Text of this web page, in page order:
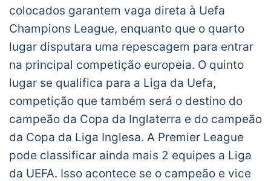
colocados garantem vaga direta à Uefa
Champions League, enquanto que o quarto
lugar disputara uma repescagem para entrar
na principal competição europeia. O quinto
lugar se qualifica para a Liga da Uefa,
competição que também será o destino do
campeão da Copa da Inglaterra e do campeão
da Copa da Liga Inglesa. A Premier League
pode classificar ainda mais 2 equipes a Liga
da UEFA. Isso acontece se o campeão e vice